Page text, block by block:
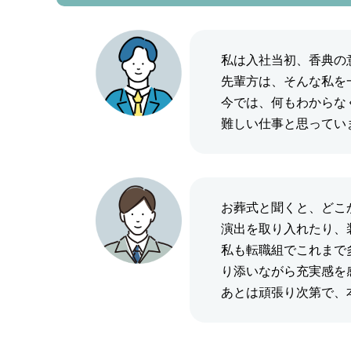
私は入社当初、香典
先輩方は、そんな私
今では、何もわから
難しい仕事と思って
お葬式と聞くと、ど
演出を取り入れたり
私も転職組でこれま
り添いながら充実感
あとは頑張り次第で